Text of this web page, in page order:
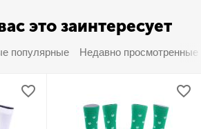
это заинтересует
популярные Недавно просмотренные